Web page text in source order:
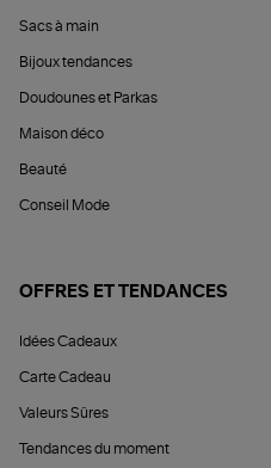
Sacs à main
Bijoux tendances
Doudounes et Parkas
Maison déco
Beauté
Conseil Mode
OFFRES ET TENDANCES
Idées Cadeaux
Carte Cadeau
Valeurs Sûres
Tendances du moment